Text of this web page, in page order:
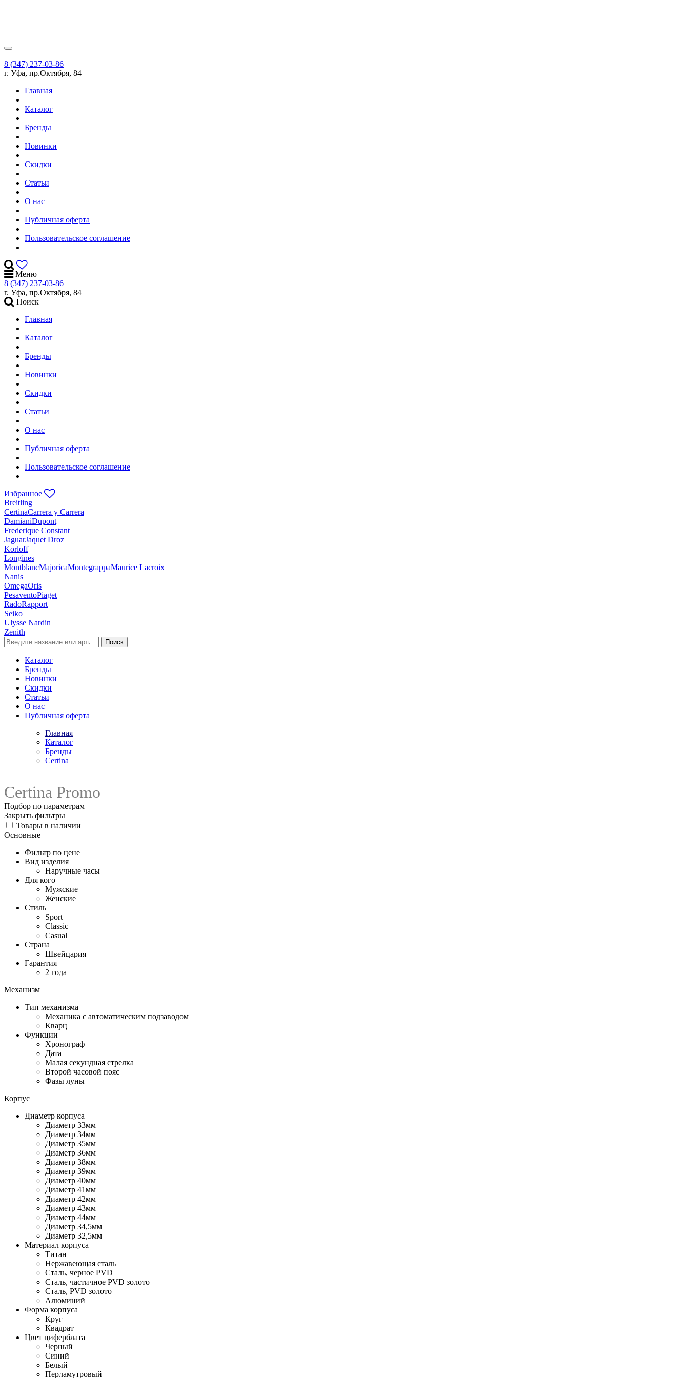
8 (347) 237-03-86
г. Уфа, пр.Октября, 84
Главная
Каталог
Бренды
Новинки
Скидки
Статьи
О нас
Публичная оферта
Пользовательское соглашение
Меню
8 (347) 237-03-86
г. Уфа, пр.Октября, 84
Поиск
Главная
Каталог
Бренды
Новинки
Скидки
Статьи
О нас
Публичная оферта
Пользовательское соглашение
Избранное
Breitling
CertinaCarrera y Carrera
DamianiDupont
Frederique Constant
JaguarJaquet Droz
Korloff
Longines
MontblancMajoricaMontegrappaMaurice Lacroix
Nanis
OmegaOris
PesaventoPiaget
RadoRapport
Seiko
Ulysse Nardin
Zenith
Поиск
Каталог
Бренды
Новинки
Скидки
Статьи
О нас
Публичная оферта
Главная
Каталог
Бренды
Certina
Certina Promo
Подбор по параметрам
Закрыть фильтры
Товары в наличии
Основные
Фильтр по цене
Вид изделия
Наручные часы
Для кого
Мужские
Женские
Стиль
Sport
Classic
Casual
Страна
Швейцария
Гарантия
2 года
Механизм
Тип механизма
Механика с автоматическим подзаводом
Кварц
Функции
Хронограф
Дата
Малая секундная стрелка
Второй часовой пояс
Фазы луны
Корпус
Диаметр корпуса
Диаметр 33мм
Диаметр 34мм
Диаметр 35мм
Диаметр 36мм
Диаметр 38мм
Диаметр 39мм
Диаметр 40мм
Диаметр 41мм
Диаметр 42мм
Диаметр 43мм
Диаметр 44мм
Диаметр 34,5мм
Диаметр 32,5мм
Материал корпуса
Титан
Нержавеющая сталь
Сталь, черное PVD
Сталь, частичное PVD золото
Сталь, PVD золото
Алюминий
Форма корпуса
Круг
Квадрат
Цвет циферблата
Черный
Синий
Белый
Перламутровый